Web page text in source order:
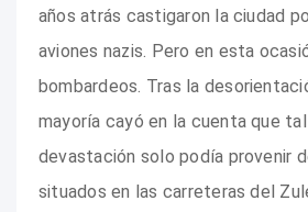
años atrás castigaron la ciudad
aviones nazis. Pero en esta
bombardeos. Tras la
mayoría cayó en la cuenta que
devastación solo podía provenir
situados en las carreteras del